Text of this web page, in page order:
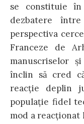
se constituie
dezbatere
perspectiva
Franceze de
manuscriselor
înclin să cred
reacţie deplin
populaţie fidel
mod a reacţionat